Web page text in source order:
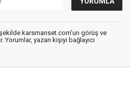
karsmanset.com’un görüş ve
Yorumlar, yazan kişiyi bağlayıcı